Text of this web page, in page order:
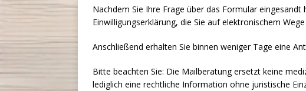
Nachdem Sie Ihre Frage über das Formular
Einwilligungserklärung, die Sie auf elektronischem
Anschließend erhalten Sie binnen weniger Tage eine
Bitte beachten Sie: Die Mailberatung ersetzt keine
lediglich eine rechtliche Information ohne juristische